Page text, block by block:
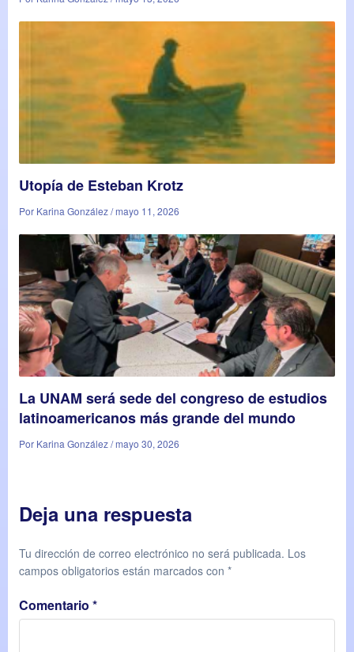
Utopía de Esteban Krotz
Por Karina González / mayo 11, 2026
La UNAM será sede del congreso de estudios
latinoamericanos más grande del mundo
Por Karina González / mayo 30, 2026
Deja una respuesta
Tu dirección de correo electrónico no será publicada. Los
campos obligatorios están marcados con *
Comentario *